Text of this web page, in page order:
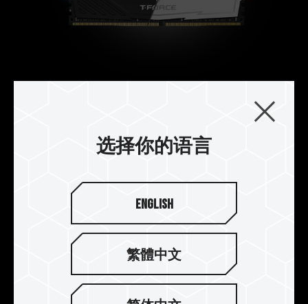
外观上一体成型的利落几何线条设计，构筑成简约
而不失活力的造型散热片，呈现新艺术运动中工艺
与美学结合的立体派风格。
选择你的语言
English
繁體中文